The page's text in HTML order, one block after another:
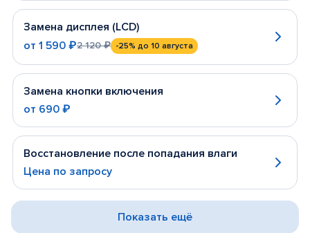
Замена дисплея (LCD)
от 1 590 ₽2 120 ₽ -25% до 10 августа
Замена кнопки включения
от 690 ₽
Восстановление после попадания влаги
Цена по запросу
Показать ещё